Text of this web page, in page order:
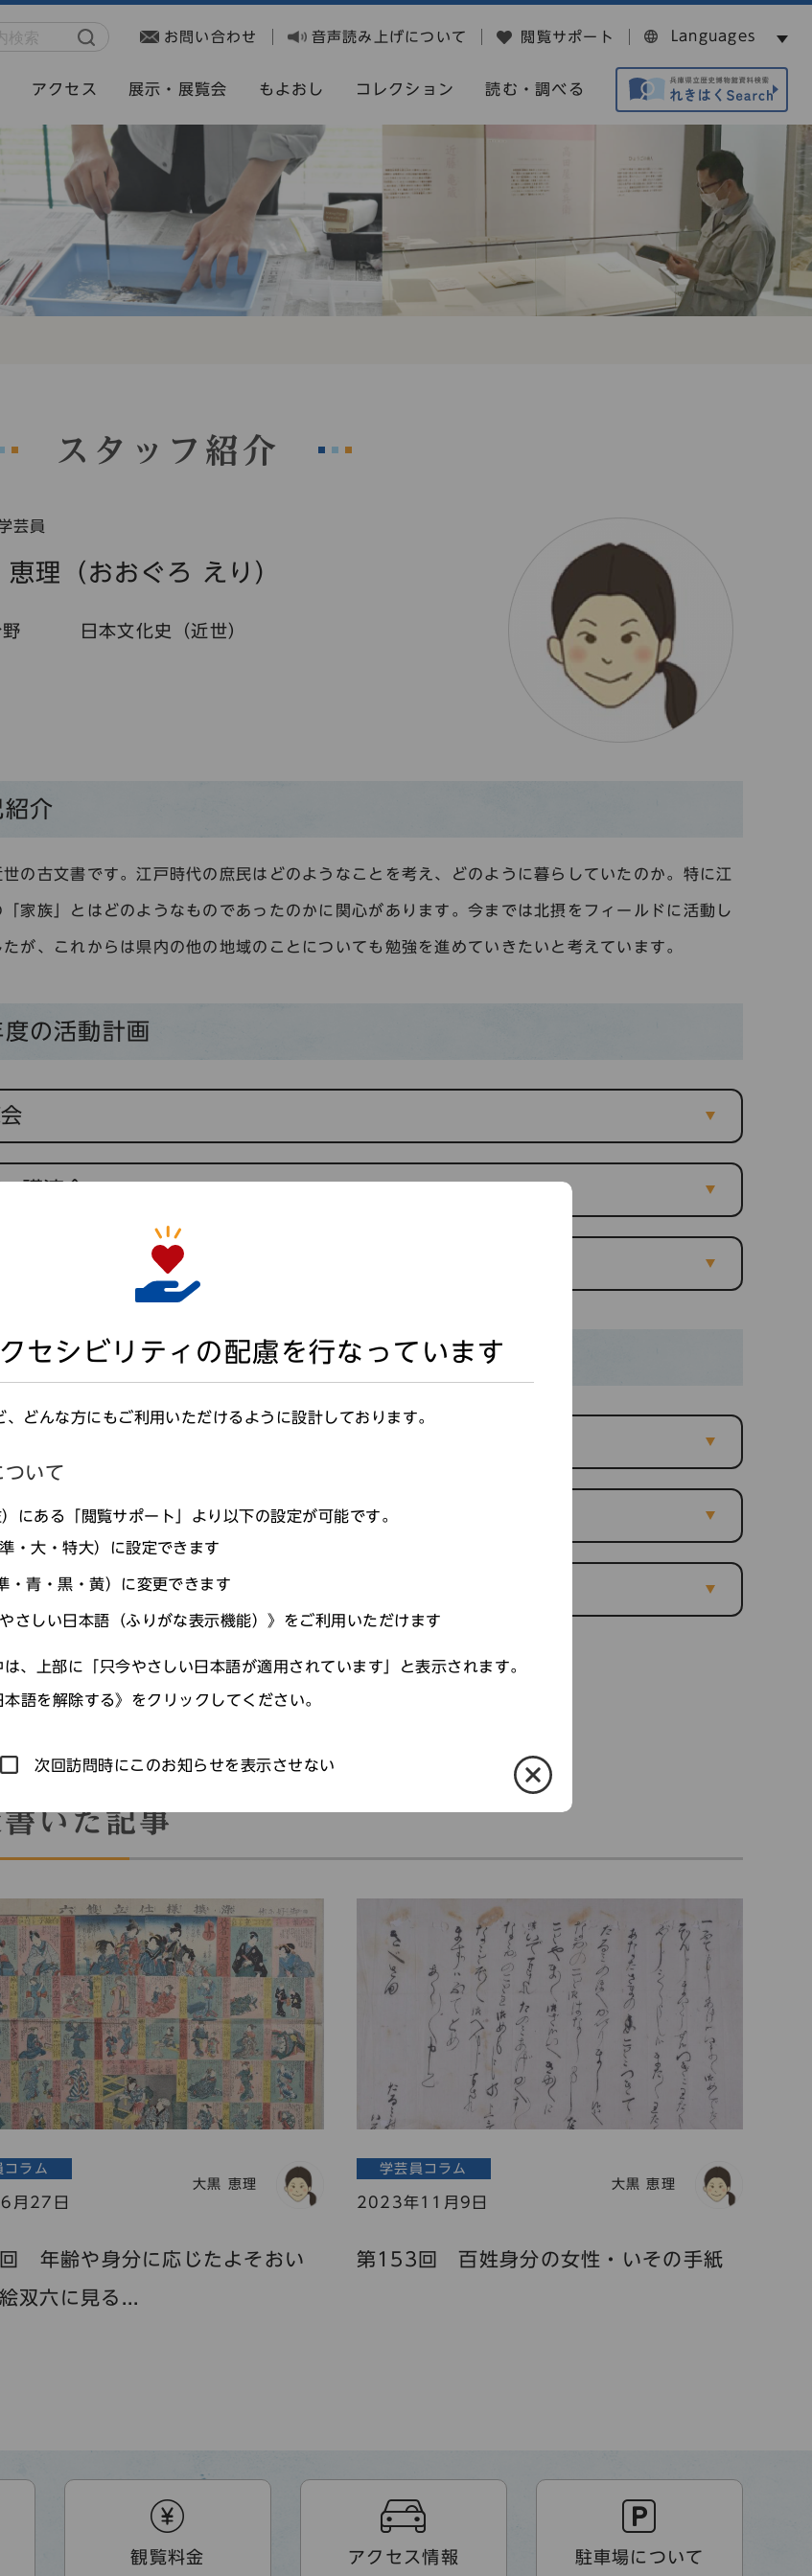
お問い合わせ 音声読み上げについて 閲覧サポート Languages
アクセス 展示・展覧会 もよおし コレクション 読む・調べる
スタッフ紹介
芸員
恵理（おおぐろ えり）
日本文化史（近世）
紹介
の古文書です。江戸時代の庶民はどのようなことを考え、どのように暮らしていたのか。特に江
家族」とはどのようなものであったのかに関心があります。今までは北摂をフィールドに活動し
たが、これからは県内の他の地域のことについても勉強を進めていきたいと考えています。
の活動計画
講演会
までの活動・研究
動
スタッフ一覧へ戻る
いた記事
コラム
月27日
大黒 恵理
年齢や身分に応じたよそおい
双六に見る...
学芸員コラム
2023年11月9日
大黒 恵理
第153回 百姓身分の女性・いその手紙
観覧料金 アクセス情報 駐車場について
セシビリティの配慮を行なっています
どんな方にもご利用いただけるように設計しております。
ついて
にある「閲覧サポート」より以下の設定が可能です。
・大・特大）に設定できます
・青・黒・黄）に変更できます
さしい日本語（ふりがな表示機能）》をご利用いただけます
、上部に「只今やさしい日本語が適用されています」と表示されます。
語を解除する》をクリックしてください。
次回訪問時にこのお知らせを表示させない